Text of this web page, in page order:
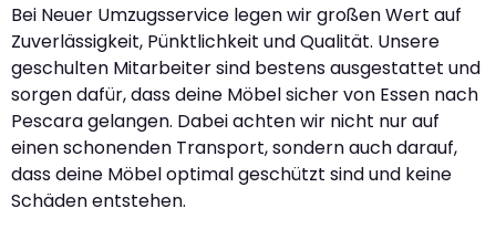
Bei Neuer Umzugsservice legen wir großen Wert auf
Zuverlässigkeit, Pünktlichkeit und Qualität. Unsere
geschulten Mitarbeiter sind bestens ausgestattet und
sorgen dafür, dass deine Möbel sicher von Essen nach
Pescara gelangen. Dabei achten wir nicht nur auf
einen schonenden Transport, sondern auch darauf,
dass deine Möbel optimal geschützt sind und keine
Schäden entstehen.